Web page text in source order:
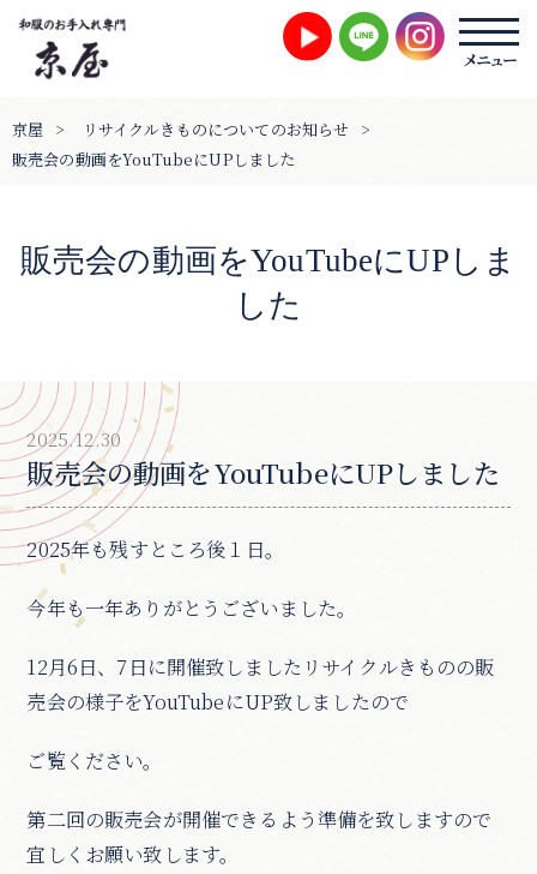
京屋 > リサイクルきものについてのお知らせ
>
販売会の動画をYouTubeにUPしました
販売会の動画をYouTubeにUPしま
した
2025.12.30
販売会の動画をYouTubeにUPしました
2025年も残すところ後１日。
今年も一年ありがとうございました。
12月6日、7日に開催致しましたリサイクルきものの販
売会の様子をYouTubeにUP致しましたので
ご覧ください。
第二回の販売会が開催できるよう準備を致しますので
宜しくお願い致します。